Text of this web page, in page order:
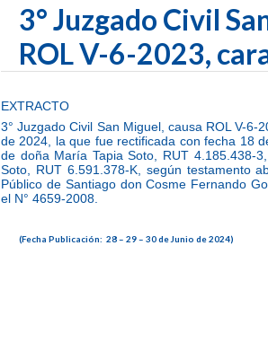
3° Juzgado Civil
ROL V-6-2023,
EXTRACTO
3° Juzgado Civil San Miguel, causa ROL V-
de 2024, la que fue rectificada con fecha 18
de doña María Tapia Soto, RUT 4.185.438-
Soto, RUT 6.591.378-K, según testamento
Público de Santiago don Cosme Fernando
el N° 4659-2008.
(Fecha Publicación: 28 – 29 – 30 de Junio de 2024)